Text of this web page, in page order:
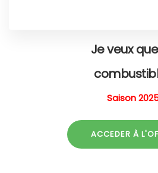
Je veux
Saison
ACCEDER À